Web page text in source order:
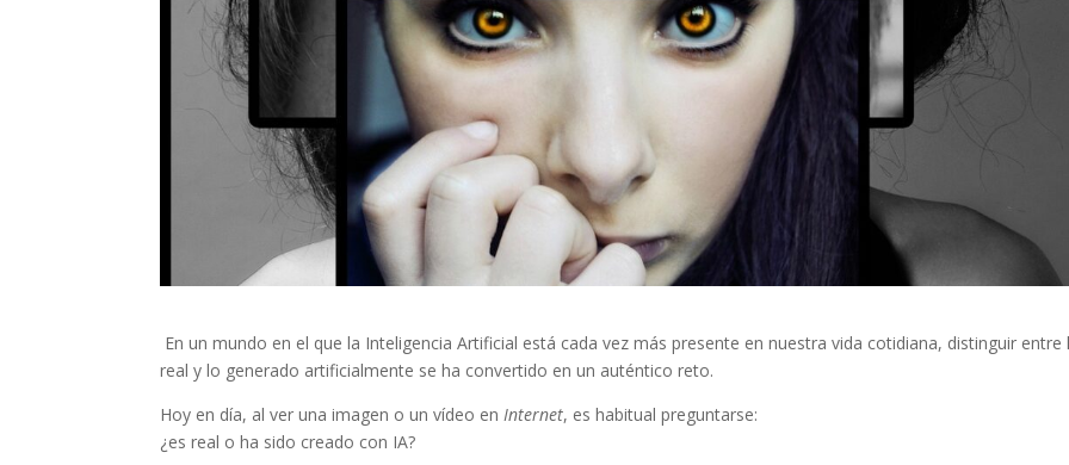
En un mundo en el que la Inteligencia Artificial está cada vez más presente en nuestra vida cotidiana, distinguir entre
real y lo generado artificialmente se ha convertido en un auténtico reto.
Hoy en día, al ver una imagen o un vídeo en Internet, es habitual preguntarse:
¿es real o ha sido creado con IA?